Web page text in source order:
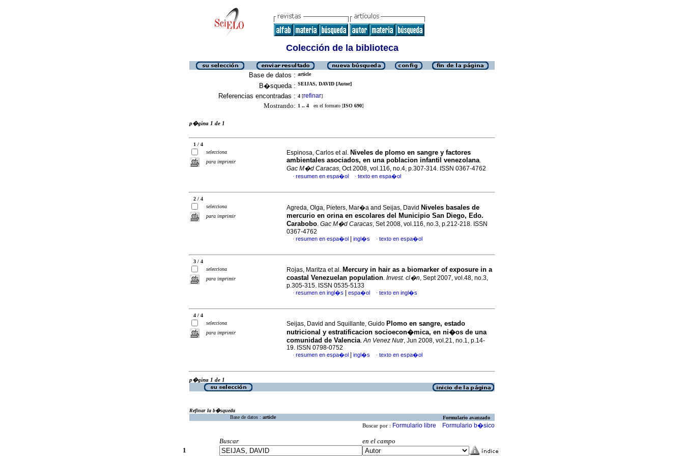
Colección de la biblioteca
Base de datos : article
B�squeda : SEIJAS, DAVID [Autor]
Referencias encontradas : 4 [refinar]
Mostrando: 1 .. 4 en el formato [ISO 690]
p�gina 1 de 1
1 / 4
selecciona
para imprimir
Espinosa, Carlos et al. Niveles de plomo en sangre y factores
ambientales asociados, en una poblacion infantil venezolana.
Gac M�d Caracas, Oct 2008, vol.116, no.4, p.307-314. ISSN 0367-4762
· resumen en espa�ol · texto en espa�ol
2 / 4
selecciona
para imprimir
Agreda, Olga, Pieters, Mar�a and Seijas, David Niveles basales de
mercurio en orina en escolares del Municipio San Diego, Edo.
Carabobo. Gac M�d Caracas, Set 2008, vol.116, no.3, p.212-218. ISSN
0367-4762
· resumen en espa�ol ingl�s · texto en espa�ol
3 / 4
selecciona
para imprimir
Rojas, Maritza et al. Mercury in hair as a biomarker of exposure in a
coastal Venezuelan population. Invest. cl�n, Sept 2007, vol.48, no.3,
p.305-315. ISSN 0535-5133
· resumen en ingl�s espa�ol · texto en ingl�s
4 / 4
selecciona
para imprimir
Seijas, David and Squillante, Guido Plomo en sangre, estado
nutricional y estratificacion socioecon�mica, en ni�os de una
comunidad de Valencia.An Venez Nutr, Jun 2008, vol.21, no.1, p.14-
19. ISSN 0798-0752
· resumen en espa�ol ingl�s · texto en espa�ol
p�gina 1 de 1
Refinar la b�squeda
Base de datos : article Formulario avanzado
Buscar por : Formulario libre Formulario b�sico
Buscar
en el campo
1